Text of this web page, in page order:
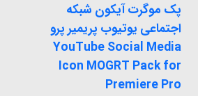
پک موگرت آیکون شبکه
اجتماعی یوتیوب پریمیر پرو
YouTube Social Media
Icon MOGRT Pack for
Premiere Pro